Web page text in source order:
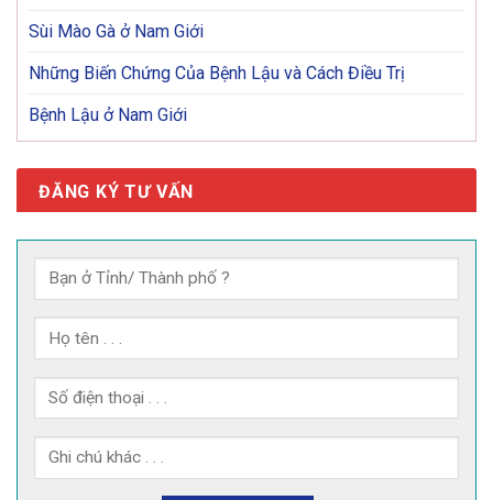
Sùi Mào Gà ở Nam Giới
Những Biến Chứng Của Bệnh Lậu và Cách Điều Trị
Bệnh Lậu ở Nam Giới
ĐĂNG KÝ TƯ VẤN